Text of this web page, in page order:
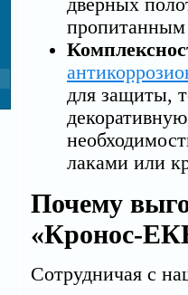
дверных
для защиты,
лаками или
Почему
«Кронос-
Сотрудничая с